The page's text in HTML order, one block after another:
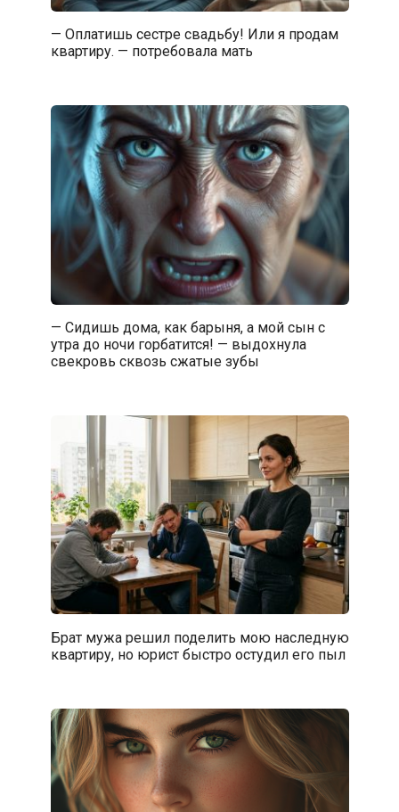
— Оплатишь сестре свадьбу! Или я продам
квартиру. — потребовала мать
— Сидишь дома, как барыня, а мой сын с
утра до ночи горбатится! — выдохнула
свекровь сквозь сжатые зубы
Брат мужа решил поделить мою наследную
квартиру, но юрист быстро остудил его пыл